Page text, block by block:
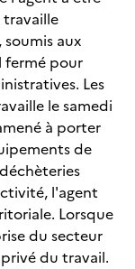
travaille
aux
fermé pour
Les
le samedi
à porter
de
l'agent
Lorsque
du secteur
du travail.